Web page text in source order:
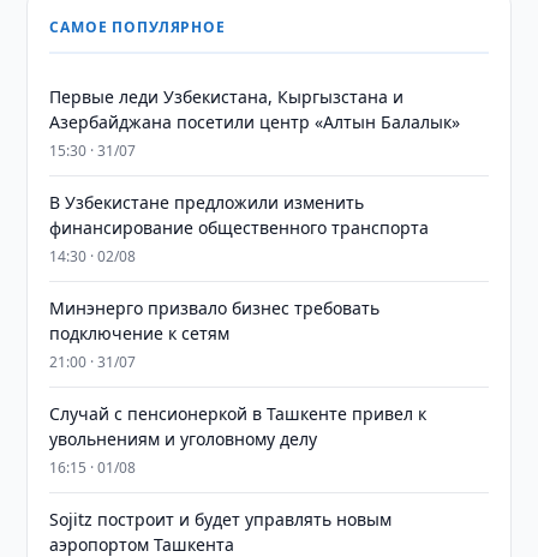
САМОЕ ПОПУЛЯРНОЕ
Первые леди Узбекистана, Кыргызстана и
Азербайджана посетили центр «Алтын Балалык»
15:30 · 31/07
В Узбекистане предложили изменить
финансирование общественного транспорта
14:30 · 02/08
Минэнерго призвало бизнес требовать
подключение к сетям
21:00 · 31/07
Случай с пенсионеркой в Ташкенте привел к
увольнениям и уголовному делу
16:15 · 01/08
Sojitz построит и будет управлять новым
аэропортом Ташкента